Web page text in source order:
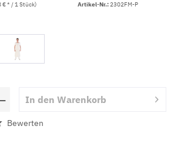
€ * / 1 Stück) Artikel-Nr.:2302FM-P
In den Warenkorb
Bewerten